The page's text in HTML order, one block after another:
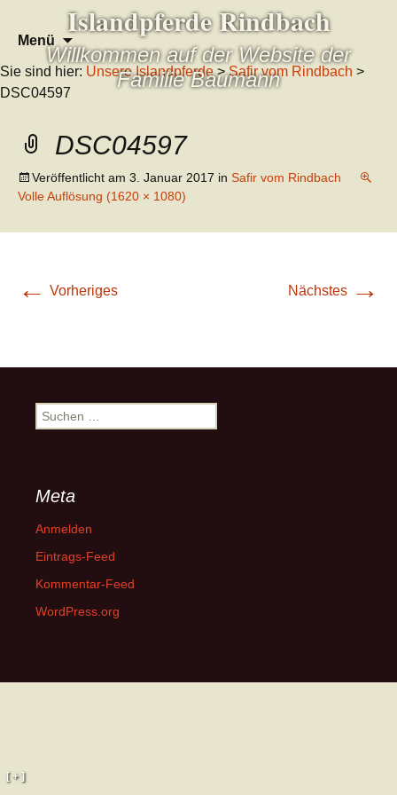
Islandpferde Rindbach
Willkommen auf der Website der
Familie Baumann
Menü
Zum
Inhalt
springen
nach:
Sie sind hier: Unsere Islandpferde>Safir vom Rindbach >
DSC04597
DSC04597
Veröffentlicht am 3. Januar 2017 in Safir vom Rindbach
Volle Auflösung (1620 × 1080)
← Vorheriges Nächstes →
Suchen
nach:
Meta
Anmelden
Eintrags-Feed
Kommentar-Feed
WordPress.org
[ + ]